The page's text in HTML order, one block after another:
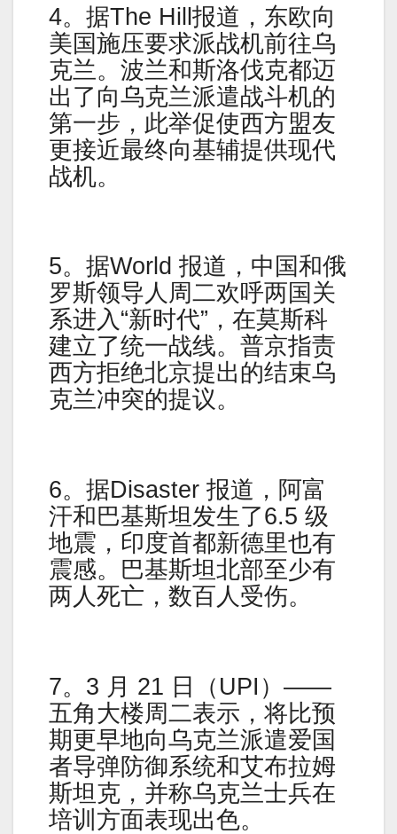
4。据The Hill报道，东欧向
美国施压要求派战机前往乌
克兰。波兰和斯洛伐克都迈
出了向乌克兰派遣战斗机的
第一步，此举促使西方盟友
更接近最终向基辅提供现代
战机。
5。据World 报道，中国和俄
罗斯领导人周二欢呼两国关
系进入“新时代”，在莫斯科
建立了统一战线。普京指责
西方拒绝北京提出的结束乌
克兰冲突的提议。
6。据Disaster 报道，阿富
汗和巴基斯坦发生了6.5 级
地震，印度首都新德里也有
震感。巴基斯坦北部至少有
两人死亡，数百人受伤。
7。3 月 21 日（UPI）——
五角大楼周二表示，将比预
期更早地向乌克兰派遣爱国
者导弹防御系统和艾布拉姆
斯坦克，并称乌克兰士兵在
培训方面表现出色。